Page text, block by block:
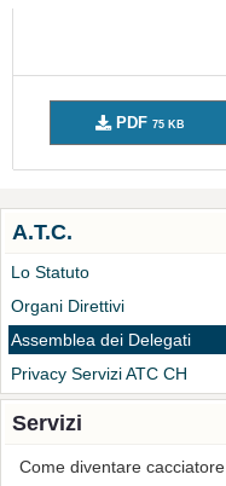
PDF 75 KB
A.T.C.
Lo Statuto
Organi Direttivi
Assemblea dei Delegati
Privacy Servizi ATC CH
Servizi
Come diventare cacciatore